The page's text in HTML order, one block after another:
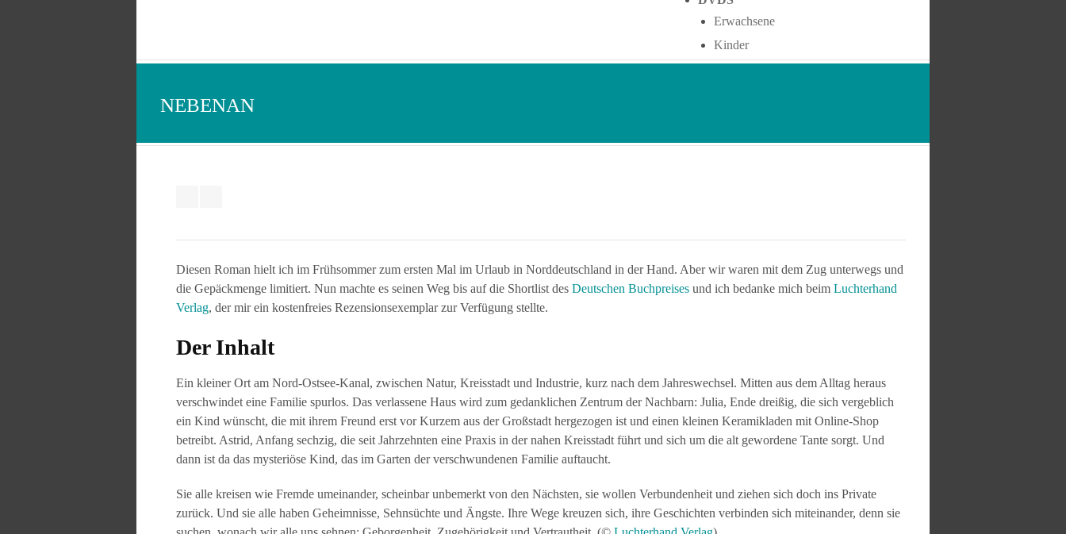
Erwachsene
Kinder
NEBENAN
Diesen Roman hielt ich im Frühsommer zum ersten Mal im Urlaub in Norddeutschland in der Hand. Aber wir waren mit dem Zug unterwegs und
die Gepäckmenge limitiert. Nun machte es seinen Weg bis auf die Shortlist des Deutschen Buchpreises und ich bedanke mich beim Luchterhand
Verlag, der mir ein kostenfreies Rezensionsexemplar zur Verfügung stellte.
Der Inhalt
Ein kleiner Ort am Nord-Ostsee-Kanal, zwischen Natur, Kreisstadt und Industrie, kurz nach dem Jahreswechsel. Mitten aus dem Alltag heraus
verschwindet eine Familie spurlos. Das verlassene Haus wird zum gedanklichen Zentrum der Nachbarn: Julia, Ende dreißig, die sich vergeblich
ein Kind wünscht, die mit ihrem Freund erst vor Kurzem aus der Großstadt hergezogen ist und einen kleinen Keramikladen mit Online-Shop
betreibt. Astrid, Anfang sechzig, die seit Jahrzehnten eine Praxis in der nahen Kreisstadt führt und sich um die alt gewordene Tante sorgt. Und
dann ist da das mysteriöse Kind, das im Garten der verschwundenen Familie auftaucht.
Sie alle kreisen wie Fremde umeinander, scheinbar unbemerkt von den Nächsten, sie wollen Verbundenheit und ziehen sich doch ins Private
zurück. Und sie alle haben Geheimnisse, Sehnsüchte und Ängste. Ihre Wege kreuzen sich, ihre Geschichten verbinden sich miteinander, denn sie